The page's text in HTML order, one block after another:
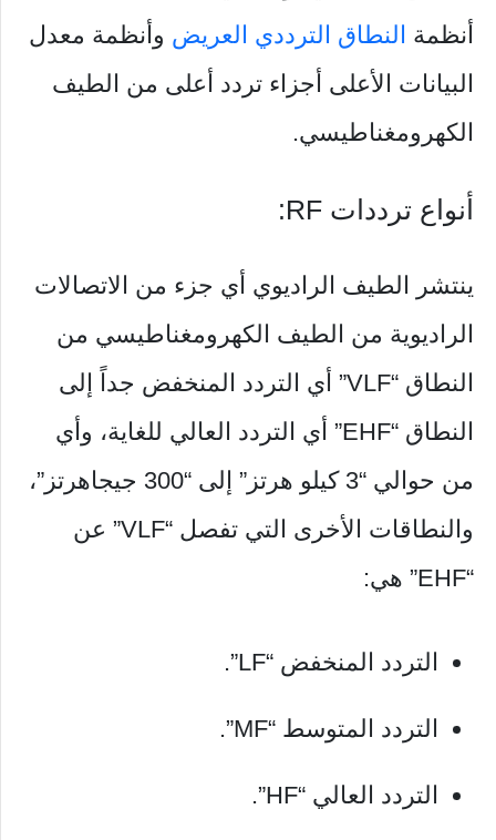
أنظمة النطاق الترددي العريض وأنظمة معدل
البيانات الأعلى أجزاء تردد أعلى من الطيف
الكهرومغناطيسي.
أنواع ترددات RF:
ينتشر الطيف الراديوي أي جزء من الاتصالات
الراديوية من الطيف الكهرومغناطيسي من
النطاق “VLF” أي التردد المنخفض جداً إلى
النطاق “EHF” أي التردد العالي للغاية، وأي
من حوالي “3 كيلو هرتز” إلى “300 جيجاهرتز”،
والنطاقات الأخرى التي تفصل “VLF” عن
“EHF” هي:
التردد المنخفض “LF”.
التردد المتوسط “MF”.
التردد العالي “HF”.